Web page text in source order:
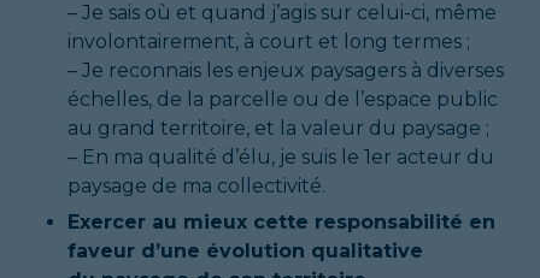
– Je sais où et quand j’agis sur celui-ci, même
involontairement, à court et long termes ;
– Je reconnais les enjeux paysagers à diverses
échelles, de la parcelle ou de l’espace public
au grand territoire, et la valeur du paysage ;
– En ma qualité d’élu, je suis le 1er acteur du
paysage de ma collectivité.
Exercer au mieux cette responsabilité en
faveur d’une évolution qualitative